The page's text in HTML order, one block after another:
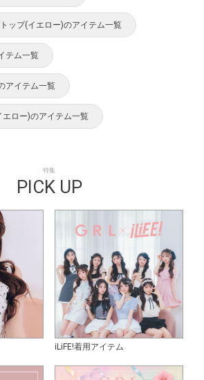
ップ(イエロー)のアイテム一覧
テム一覧
アイテム一覧
エロー)のアイテム一覧
特集
PICK UP
iLiFE!着用アイテム